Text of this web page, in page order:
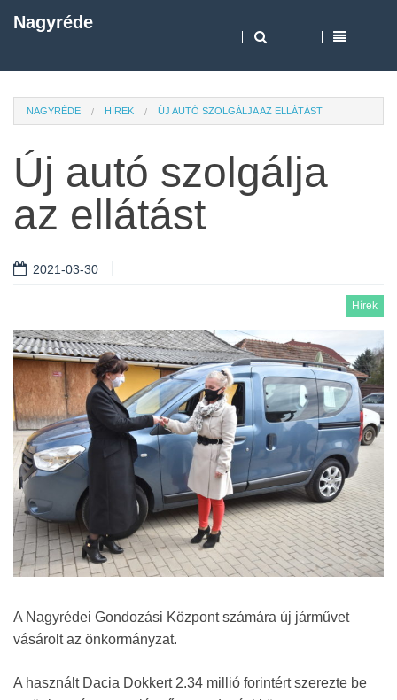
Nagyréde
NAGYRÉDE HÍREK ÚJ AUTÓ SZOLGÁLJA AZ ELLÁTÁST
Új autó szolgálja
az ellátást
2021-03-30
Hírek
A Nagyrédei Gondozási Központ számára új járművet
vásárolt az önkormányzat.
A használt Dacia Dokkert 2.34 millió forintért szerezte be